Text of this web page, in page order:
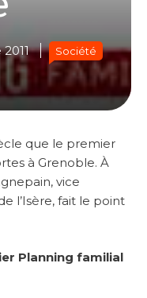
Société
que le premier
à Grenoble. À
vice
l’Isère, fait le point
Planning familial